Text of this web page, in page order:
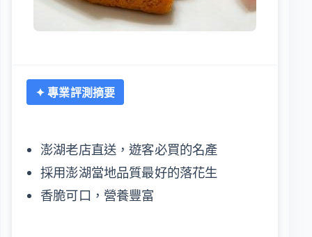
✦ 專業評測摘要
澎湖老店直送，遊客必買的名產
採用澎湖當地品質最好的落花生
香脆可口，營養豐富